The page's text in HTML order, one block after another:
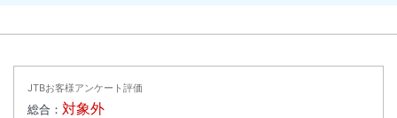
JTBお客様アンケート評価
総合： 対象外